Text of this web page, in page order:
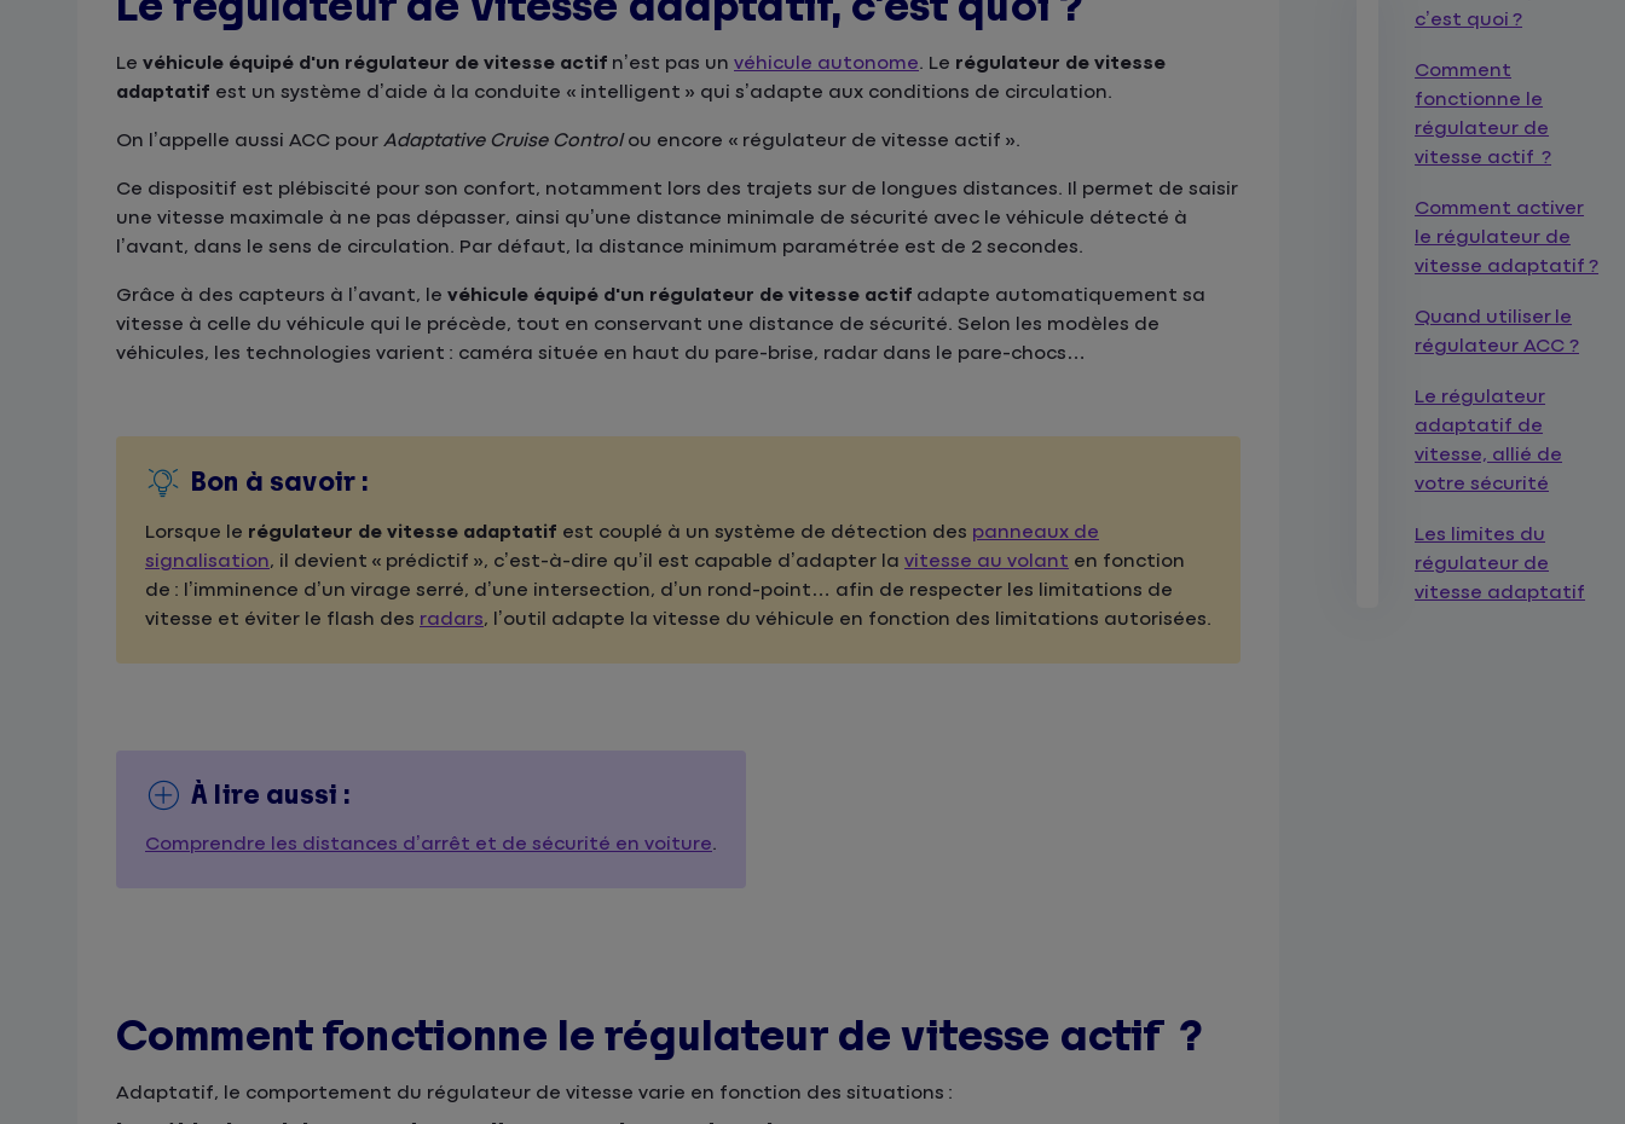
c’est quoi ?
Comment
fonctionne le
régulateur de
vitesse actif ?
Comment activer
le régulateur de
vitesse adaptatif ?
Quand utiliser le
régulateur ACC ?
Le régulateur
adaptatif de
vitesse, allié de
votre sécurité
Les limites du
régulateur de
vitesse adaptatif
Le véhicule équipé d'un régulateur de vitesse actif n’est pas un véhicule autonome. Le régulateur de vitesse
adaptatif est un système d’aide à la conduite « intelligent » qui s’adapte aux conditions de circulation.
On l’appelle aussi ACC pour Adaptative Cruise Controlou encore « régulateur de vitesse actif ».
Ce dispositif est plébiscité pour son confort, notamment lors des trajets sur de longues distances. Il permet de saisir
une vitesse maximale à ne pas dépasser, ainsi qu’une distance minimale de sécurité avec le véhicule détecté à
l’avant, dans le sens de circulation. Par défaut, la distance minimum paramétrée est de 2 secondes.
Grâce à des capteurs à l’avant, le véhicule équipé d'un régulateur de vitesse actif adapte automatiquement sa
vitesse à celle du véhicule qui le précède, tout en conservant une distance de sécurité. Selon les modèles de
véhicules, les technologies varient : caméra située en haut du pare-brise, radar dans le pare-chocs…
Bon à savoir :
Lorsque le régulateur de vitesse adaptatif est couplé à un système de détection des panneaux de
signalisation, il devient « prédictif », c’est-à-dire qu’il est capable d’adapter la vitesse au volant en fonction
de : l’imminence d’un virage serré, d’une intersection, d’un rond-point… afin de respecter les limitations de
vitesse et éviter le flash des radars, l’outil adapte la vitesse du véhicule en fonction des limitations autorisées.
À lire aussi :
Comprendre les distances d’arrêt et de sécurité en voiture.
Comment fonctionne le régulateur de vitesse actif ?
Adaptatif, le comportement du régulateur de vitesse varie en fonction des situations :